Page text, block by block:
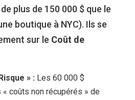
plus de 150 000 $ que le
boutique à NYC). Ils se
sur le Coût de
» : Les 60 000 $
coûts non récupérés » de